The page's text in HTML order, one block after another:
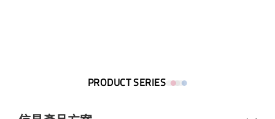
PRODUCT SERIES